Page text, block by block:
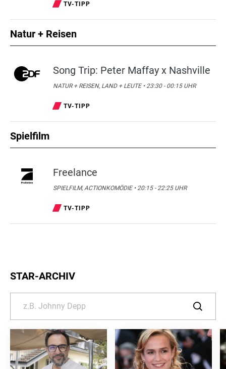
TV-TIPP
Natur + Reisen
Song Trip: Peter Maffay x Nashville
NATUR + REISEN, LAND + LEUTE • 23:30 - 00:15 UHR
TV-TIPP
Spielfilm
Freelance
SPIELFILM, ACTIONKOMÖDIE • 20:15 - 22:25 UHR
TV-TIPP
STAR-ARCHIV